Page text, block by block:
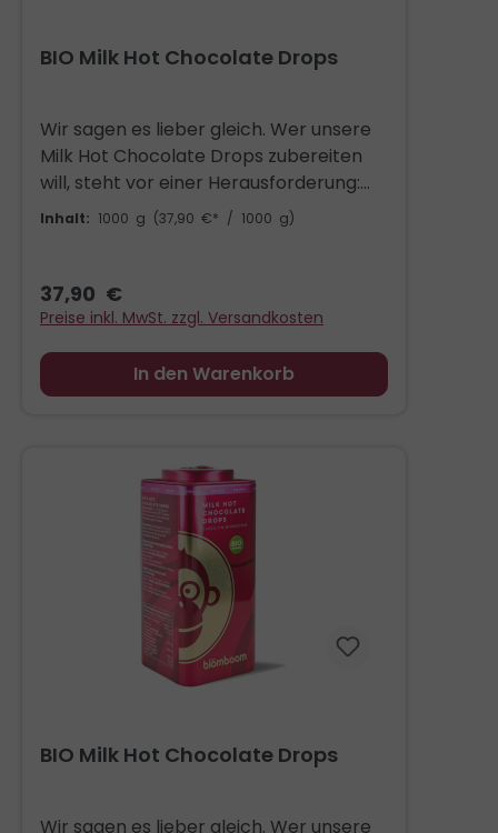
BIO Milk Hot Chocolate Drops
Wir sagen es lieber gleich. Wer unsere
Milk Hot Chocolate Drops zubereiten
will, steht vor einer Herausforderung:
Wie schafft man es, die Milch heiß zu
Zahl unserer Blömboom
Schokoladenfreunde ist, so
um das Problem in den Griff zu kriegen.
Eventuell macht es Sinn, in ein
Rohrzucker und Vollmilchpulver: das
klingt nach mehr, oder? Affenstark
eignen sich unsere Milk Hot Chocolate
Drops übrigens auch als Topping auf
Drinks oder als Zutat für Kekse und
Milchschokoladengeschmack mit
schöner Textur.
Inhalt: 1000 g (37,90 €* / 1000 g)
37,90 €
Preise inkl. MwSt. zzgl. Versandkosten
In den Warenkorb
BIO Milk Hot Chocolate Drops
Wir sagen es lieber gleich. Wer unsere